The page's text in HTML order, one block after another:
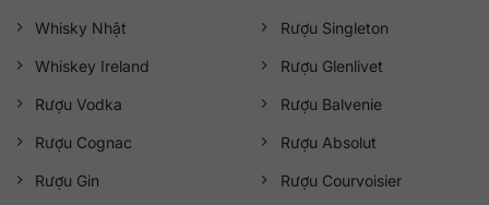
Whisky Nhật
Whiskey Ireland
Rượu Vodka
Rượu Cognac
Rượu Gin
Rượu Singleton
Rượu Glenlivet
Rượu Balvenie
Rượu Absolut
Rượu Courvoisier